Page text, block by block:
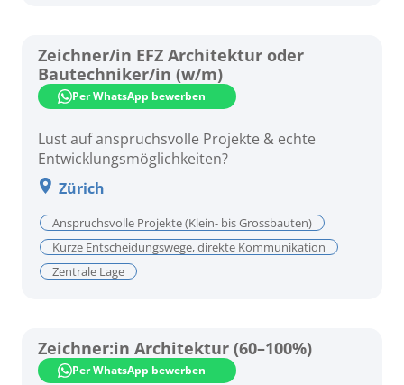
Zeichner/in EFZ Architektur oder
Bautechniker/in (w/m)
Per WhatsApp bewerben
Lust auf anspruchsvolle Projekte & echte
Entwicklungsmöglichkeiten?
Zürich
Anspruchsvolle Projekte (Klein- bis Grossbauten)
Kurze Entscheidungswege, direkte Kommunikation
Zentrale Lage
Zeichner:in Architektur (60–100%)
Per WhatsApp bewerben